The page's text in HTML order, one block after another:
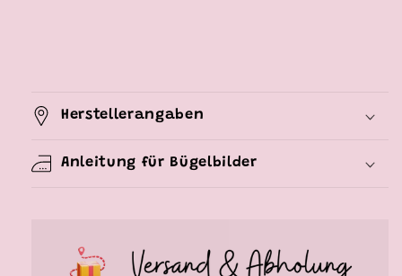
Herstellerangaben
Anleitung für Bügelbilder